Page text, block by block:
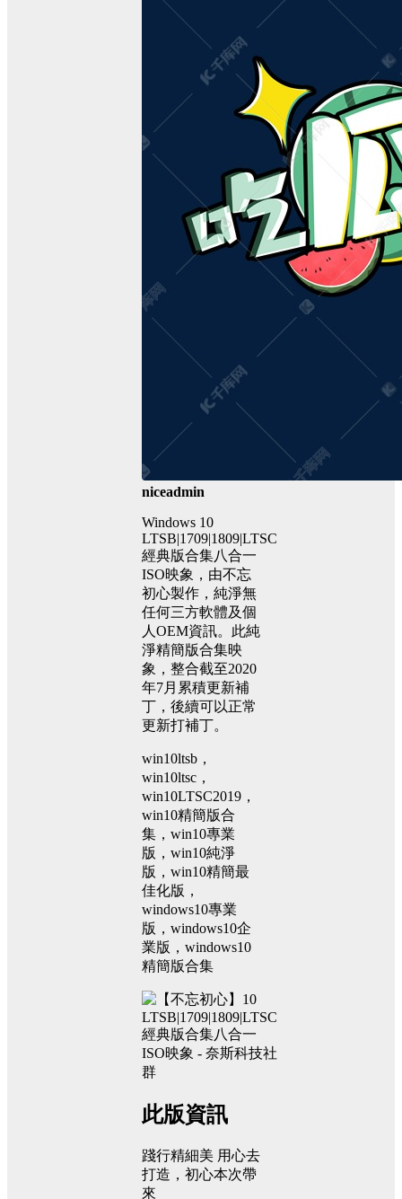
niceadmin
Windows 10
LTSB|1709|1809|LTSC
經典版合集八合一
ISO映象，由不忘
初心製作，純淨無
任何三方軟體及個
人OEM資訊。此純
淨精簡版合集映
象，整合截至2020
年7月累積更新補
丁，後續可以正常
更新打補丁。
win10ltsb，
win10ltsc，
win10LTSC2019，
win10精簡版合
集，win10專業
版，win10純淨
版，win10精簡最
佳化版，
windows10專業
版，windows10企
業版，windows10
精簡版合集
此版資訊
踐行精細美 用心去
打造，初心本次帶
來